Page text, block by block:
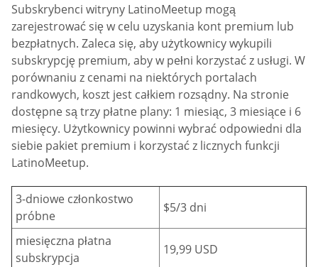
Subskrybenci witryny LatinoMeetup mogą
zarejestrować się w celu uzyskania kont premium lub
bezpłatnych. Zaleca się, aby użytkownicy wykupili
subskrypcję premium, aby w pełni korzystać z usługi. W
porównaniu z cenami na niektórych portalach
randkowych, koszt jest całkiem rozsądny. Na stronie
dostępne są trzy płatne plany: 1 miesiąc, 3 miesiące i 6
miesięcy. Użytkownicy powinni wybrać odpowiedni dla
siebie pakiet premium i korzystać z licznych funkcji
LatinoMeetup.
3-dniowe członkostwo
próbne
$5/3 dni
miesięczna płatna
subskrypcja
19,99 USD